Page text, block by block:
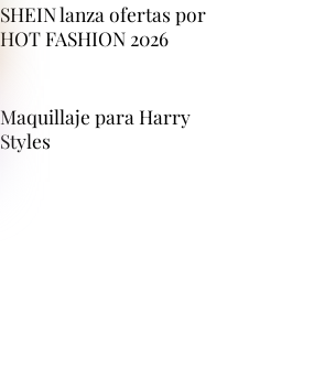
SHEIN lanza ofertas por
HOT FASHION 2026
Maquillaje para Harry
Styles